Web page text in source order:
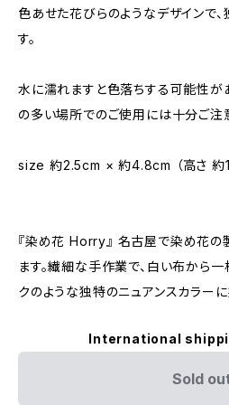
色あせた花びらのようなデザインで
す。
水に濡れますと色落ちする可能性が
の多い場所でのご使用には十分ご注
size 約2.5cm × 約4.8cm （高さ 約
『染め花 Horry』 名古屋で染め花の
ます。繊細な手作業で、白い布から
クのような独特のニュアンスカラー
International
Sold